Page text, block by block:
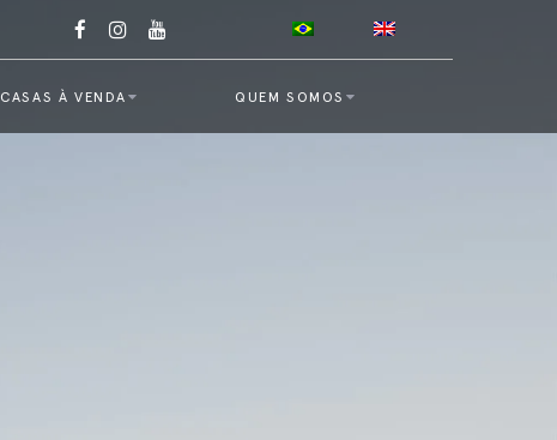
CASAS À VENDA QUEM SOMOS